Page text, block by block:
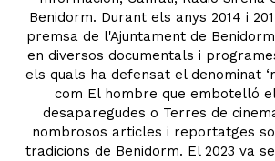
Benidorm. Durant els anys 2014 i
premsa de l'Ajuntament de
en diversos documentals i
els quals ha defensat el denominat
com El hombre que embotelló
desaparegudes o Terres de
nombrosos articles i reportatges
tradicions de Benidorm. El 2023 va